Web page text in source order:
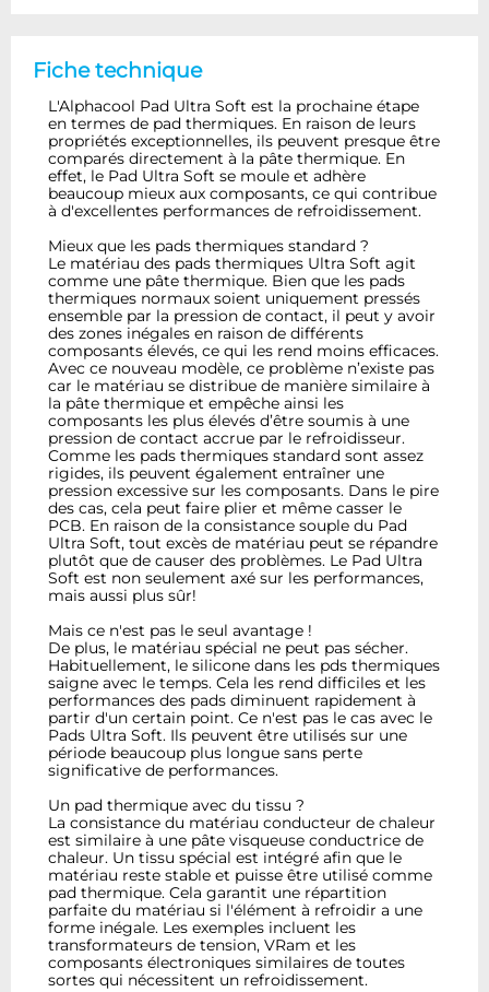
Fiche technique
L'Alphacool Pad Ultra Soft est la prochaine étape
en termes de pad thermiques. En raison de leurs
propriétés exceptionnelles, ils peuvent presque être
comparés directement à la pâte thermique. En
effet, le Pad Ultra Soft se moule et adhère
beaucoup mieux aux composants, ce qui contribue
à d'excellentes performances de refroidissement.
Mieux que les pads thermiques standard ?
Le matériau des pads thermiques Ultra Soft agit
comme une pâte thermique. Bien que les pads
thermiques normaux soient uniquement pressés
ensemble par la pression de contact, il peut y avoir
des zones inégales en raison de différents
composants élevés, ce qui les rend moins efficaces.
Avec ce nouveau modèle, ce problème n’existe pas
car le matériau se distribue de manière similaire à
la pâte thermique et empêche ainsi les
composants les plus élevés d’être soumis à une
pression de contact accrue par le refroidisseur.
Comme les pads thermiques standard sont assez
rigides, ils peuvent également entraîner une
pression excessive sur les composants. Dans le pire
des cas, cela peut faire plier et même casser le
PCB. En raison de la consistance souple du Pad
Ultra Soft, tout excès de matériau peut se répandre
plutôt que de causer des problèmes. Le Pad Ultra
Soft est non seulement axé sur les performances,
mais aussi plus sûr!
Mais ce n'est pas le seul avantage !
De plus, le matériau spécial ne peut pas sécher.
Habituellement, le silicone dans les pds thermiques
saigne avec le temps. Cela les rend difficiles et les
performances des pads diminuent rapidement à
partir d'un certain point. Ce n'est pas le cas avec le
Pads Ultra Soft. Ils peuvent être utilisés sur une
période beaucoup plus longue sans perte
significative de performances.
Un pad thermique avec du tissu ?
La consistance du matériau conducteur de chaleur
est similaire à une pâte visqueuse conductrice de
chaleur. Un tissu spécial est intégré afin que le
matériau reste stable et puisse être utilisé comme
pad thermique. Cela garantit une répartition
parfaite du matériau si l'élément à refroidir a une
forme inégale. Les exemples incluent les
transformateurs de tension, VRam et les
composants électroniques similaires de toutes
sortes qui nécessitent un refroidissement.